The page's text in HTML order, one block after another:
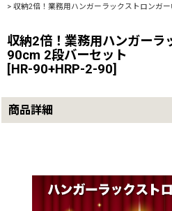
> 収納2倍！業務用ハンガーラックストロンガ
収納2倍！業務用ハンガーラ
90cm 2段バーセット
[HR-90+HRP-2-90]
商品詳細